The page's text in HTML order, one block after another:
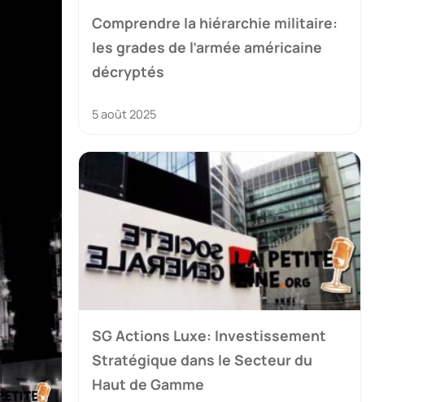
Comprendre la hiérarchie militaire:
les grades de l’armée américaine
décryptés
5 août 2025
SG Actions Luxe: Investissement
Stratégique dans le Secteur du
Haut de Gamme